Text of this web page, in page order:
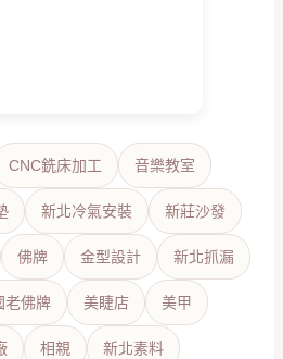
CNC銑床加工 音樂教室
新北冷氣安裝 新莊沙發
佛牌 金型設計 新北抓漏
老佛牌 美睫店 美甲
相親 新北素料